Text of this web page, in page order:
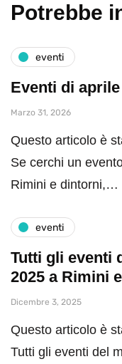
Potrebbe
eventi
Eventi di
Marzo 31, 2026
Questo articolo è
Se cerchi un
Rimini e dintorni,…
eventi
Tutti gli eventi
2025 a Rimini
Dicembre 3, 2025
Questo articolo è
Tutti gli eventi del